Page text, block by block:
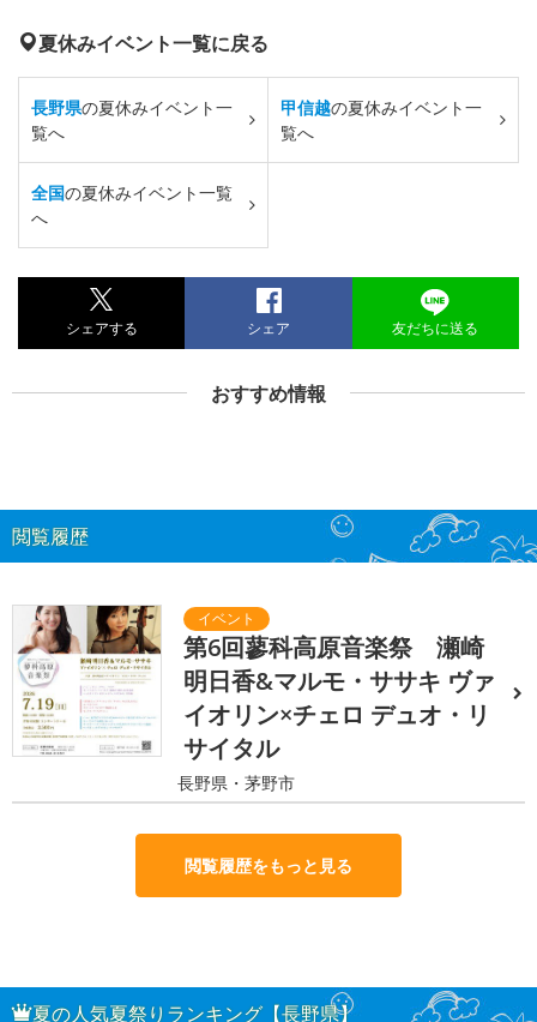
夏休みイベント一覧に戻る
長野県の夏休みイベント一
覧へ
甲信越の夏休みイベント一
覧へ
全国の夏休みイベント一覧
へ
シェアする シェア 友だちに送る
おすすめ情報
閲覧履歴
第6回蓼科高原音楽祭 瀬崎
明日香&マルモ・ササキ ヴァ
イオリン×チェロ デュオ・リ
サイタル
長野県・茅野市
閲覧履歴をもっと見る
夏の人気夏祭りランキング【長野県】